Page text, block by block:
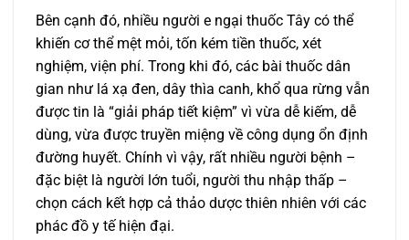
Bên cạnh đó, nhiều người e ngại thuốc Tây có thể
khiến cơ thể mệt mỏi, tốn kém tiền thuốc, xét
nghiệm, viện phí. Trong khi đó, các bài thuốc dân
gian như lá xạ đen, dây thìa canh, khổ qua rừng vẫn
được tin là “giải pháp tiết kiệm” vì vừa dễ kiếm, dễ
dùng, vừa được truyền miệng về công dụng ổn định
đường huyết. Chính vì vậy, rất nhiều người bệnh –
đặc biệt là người lớn tuổi, người thu nhập thấp –
chọn cách kết hợp cả thảo dược thiên nhiên với các
phác đồ y tế hiện đại.